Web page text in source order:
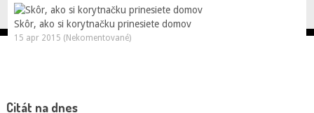
Skôr, ako si korytnačku prinesiete domov
15 apr 2015 (Nekomentované)
Citát na dnes